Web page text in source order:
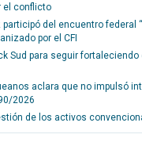
el conflicto
participó del encuentro federal
por el CFI
Sud para seguir
aclara que no impulsó
2026
de los activos